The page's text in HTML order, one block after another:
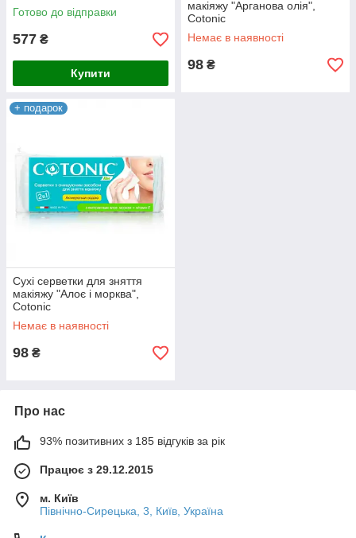
Готово до відправки
577 ₴
Купити
макіяжу "Арганова олія",
Cotonic
Немає в наявності
98 ₴
+ подарок
Сухі серветки для зняття
макіяжу "Алоє і морква",
Cotonic
Немає в наявності
98 ₴
Про нас
93% позитивних з 185 відгуків за рік
Працює з 29.12.2015
м. Київ
Північно-Сирецька, 3, Київ, Україна